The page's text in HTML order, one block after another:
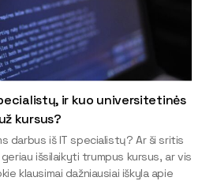
ir kuo universitetinės
kursus?
darbus iš IT specialistų? Ar ši sritis
išsilaikyti trumpus kursus, ar vis
klausimai dažniausiai iškyla apie